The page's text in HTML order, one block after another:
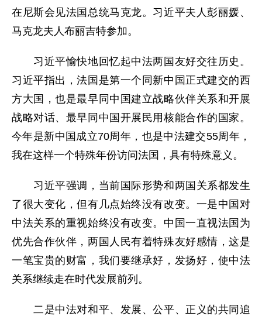
在尼斯会见法国总统马克龙。习近平夫人彭丽媛、
马克龙夫人布丽吉特参加。
习近平愉快地回忆起中法两国友好交往历史。
习近平指出，法国是第一个同新中国正式建交的西
方大国，也是最早同中国建立战略伙伴关系和开展
战略对话、最早同中国开展民用核能合作的国家。
今年是新中国成立70周年，也是中法建交55周年，
我在这样一个特殊年份访问法国，具有特殊意义。
习近平强调，当前国际形势和两国关系都发生
了很大变化，但有几点始终没有改变。一是中国对
中法关系的重视始终没有改变。中国一直视法国为
优先合作伙伴，两国人民有着特殊友好感情，这是
一笔宝贵的财富，我们要继承好，发扬好，使中法
关系继续走在时代发展前列。
二是中法对和平、发展、公平、正义的共同追